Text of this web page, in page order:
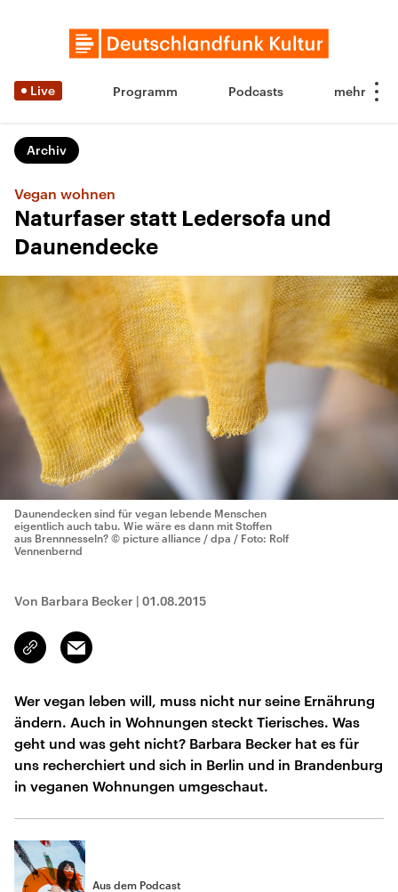
Live Programm Podcasts
Archiv
Vegan wohnen
Naturfaser statt Ledersofa und
Daunendecke
Daunendecken sind für vegan lebende Menschen
eigentlich auch tabu. Wie wäre es dann mit Stoffen
aus Brennnesseln? © picture alliance / dpa / Foto: Rolf
Vennenbernd
Von Barbara Becker | 01.08.2015
Link
kopieren/teilen
Email
Wer vegan leben will, muss nicht nur seine Ernährung
ändern. Auch in Wohnungen steckt Tierisches. Was
geht und was geht nicht? Barbara Becker hat es für
uns recherchiert und sich in Berlin und in Brandenburg
in veganen Wohnungen umgeschaut.
Aus dem Podcast